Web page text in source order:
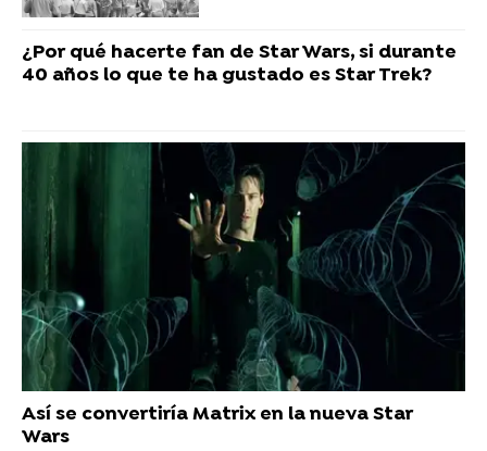
¿Por qué hacerte fan de Star Wars, si durante
40 años lo que te ha gustado es Star Trek?
Así se convertiría Matrix en la nueva Star
Wars